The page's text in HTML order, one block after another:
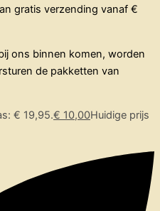
gratis verzending vanaf €
ons binnen komen, worden
de pakketten van
€ 19,95.€ 10,00Huidige prijs